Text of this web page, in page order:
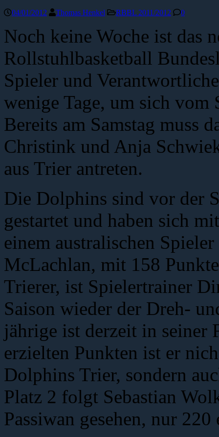
04/01/2012 Thomas Henkel RBBL 2011/2012 0
Noch keine Woche ist das
Rollstuhlbasketball
Spieler und
wenige Tage, um sich
Bereits am Samstag muss
Christink und Anja
aus Trier antreten.
Die Dolphins sind vor der
gestartet und haben sich
einem australischen
McLachlan, mit 158
Trierer, ist Spielertrainer
Saison wieder der Dreh-
jährige ist derzeit in seiner
erzielten Punkten ist er
Dolphins Trier, sondern
Platz 2 folgt Sebastian
Passiwan gesehen, nur